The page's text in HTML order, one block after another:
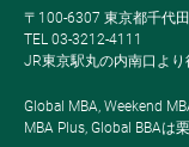
〒100-6307 東京都千代
TEL 03-3212-4111
JR東京駅丸の内南口よ
Global MBA, Weekend
MBA Plus, Global BBAは